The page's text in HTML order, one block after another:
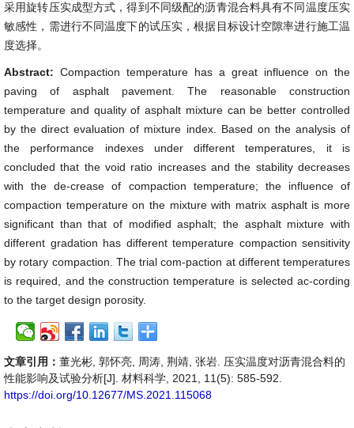
采用旋转压实成型方式，得到不同级配的沥青混合料具有不同温度压实
敏感性，需进行不同温度下的试压实，根据目标设计空隙率进行施工温
度选择。
Abstract: Compaction temperature has a great influence on the
paving of asphalt pavement. The reasonable construction
temperature and quality of asphalt mixture can be better controlled
by the direct evaluation of mixture index. Based on the analysis of
the performance indexes under different temperatures, it is
concluded that the void ratio increases and the stability decreases
with the de-crease of compaction temperature; the influence of
compaction temperature on the mixture with matrix asphalt is more
significant than that of modified asphalt; the asphalt mixture with
different gradation has different temperature compaction sensitivity
by rotary compaction. The trial com-paction at different temperatures
is required, and the construction temperature is selected ac-cording
to the target design porosity.
文章引用： 董光彬, 郭怀亮, 周涛, 荆靖, 张岩. 压实温度对沥青混合料的
性能影响及试验分析[J]. 材料科学, 2021, 11(5): 585-592.
https://doi.org/10.12677/MS.2021.115068